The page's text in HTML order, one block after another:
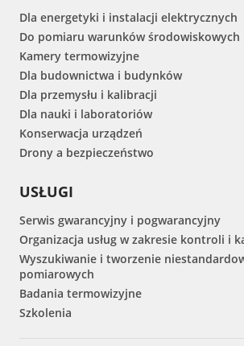
Dla energetyki i instalacji elektrycznych
Do pomiaru warunków środowiskowych
Kamery termowizyjne
Dla budownictwa i budynków
Dla przemysłu i kalibracji
Dla nauki i laboratoriów
Konserwacja urządzeń
Drony a bezpieczeństwo
USŁUGI
Serwis gwarancyjny i pogwarancyjny
Organizacja usług w zakresie kontroli i
Wyszukiwanie i tworzenie
pomiarowych
Badania termowizyjne
Szkolenia